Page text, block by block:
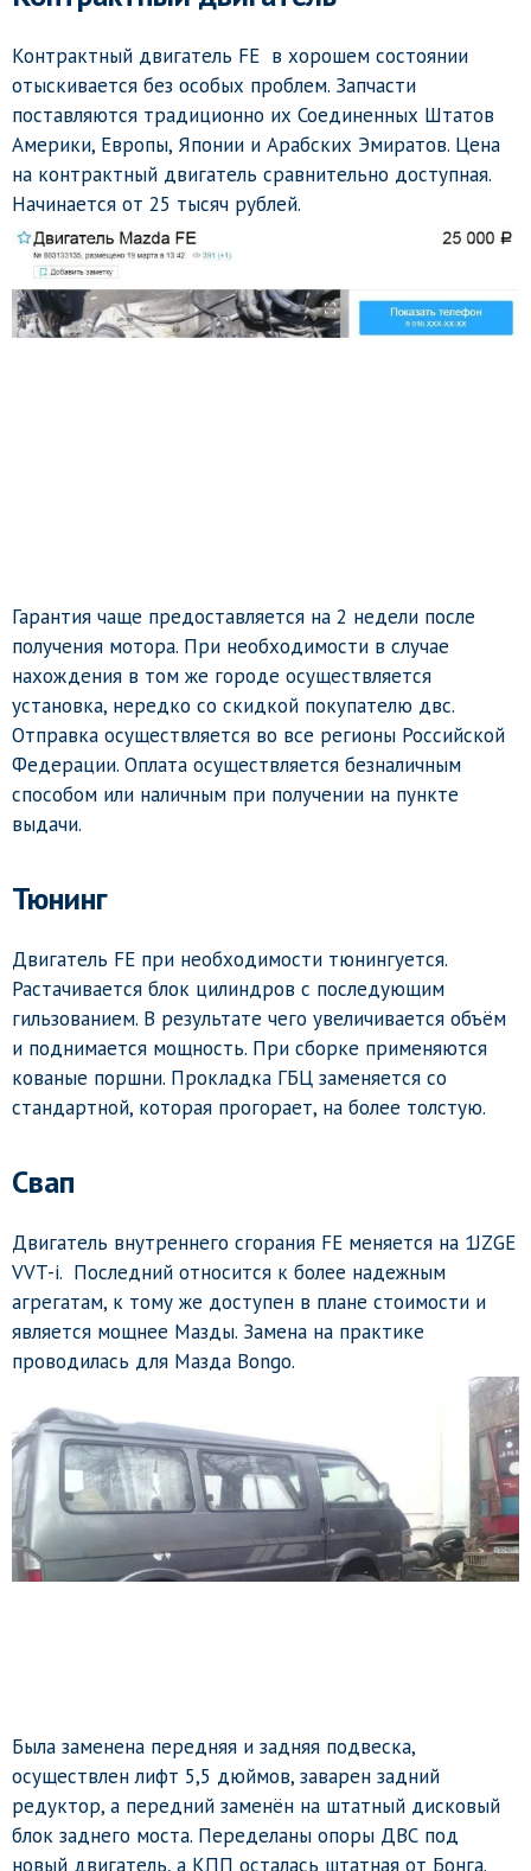
Контрактный двигатель FE в хорошем состоянии
отыскивается без особых проблем. Запчасти
поставляются традиционно их Соединенных Штатов
Америки, Европы, Японии и Арабских Эмиратов. Цена
на контрактный двигатель сравнительно доступная.
Начинается от 25 тысяч рублей.
Гарантия чаще предоставляется на 2 недели после
получения мотора. При необходимости в случае
нахождения в том же городе осуществляется
установка, нередко со скидкой покупателю двс.
Отправка осуществляется во все регионы Российской
Федерации. Оплата осуществляется безналичным
способом или наличным при получении на пункте
выдачи.
Тюнинг
Двигатель FE при необходимости тюнингуется.
Растачивается блок цилиндров с последующим
гильзованием. В результате чего увеличивается объём
и поднимается мощность. При сборке применяются
кованые поршни. Прокладка ГБЦ заменяется со
стандартной, которая прогорает, на более толстую.
Свап
Двигатель внутреннего сгорания FE меняется на 1JZGE
VVT-i. Последний относится к более надежным
агрегатам, к тому же доступен в плане стоимости и
является мощнее Мазды. Замена на практике
проводилась для Мазда Bongo.
Была заменена передняя и задняя подвеска,
осуществлен лифт 5,5 дюймов, заварен задний
редуктор, а передний заменён на штатный дисковый
блок заднего моста. Переделаны опоры ДВС под
новый двигатель, а КПП осталась штатная от Бонга.